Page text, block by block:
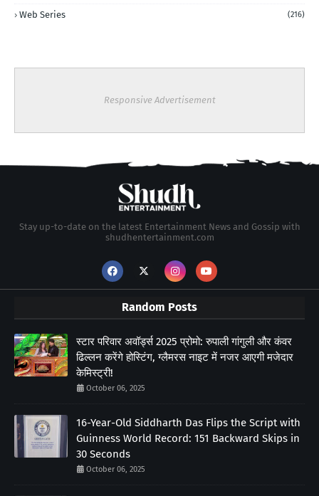
Web Series (216)
Responsive Advertisement
Stay up-to-date on the latest Entertainment News and Gossip with
shudhentertainment.com
Random Posts
स्टार परिवार अवॉर्ड्स 2025 प्रोमो: रुपाली गांगुली और कंवर
ढिल्लन करेंगे होस्टिंग, ग्लैमरस नाइट में नजर आएगी मजेदार
केमिस्ट्री!
October 06, 2025
16-Year-Old Siddharth Das Flips the Script with
Guinness World Record: 151 Backward Skips in
30 Seconds
October 06, 2025